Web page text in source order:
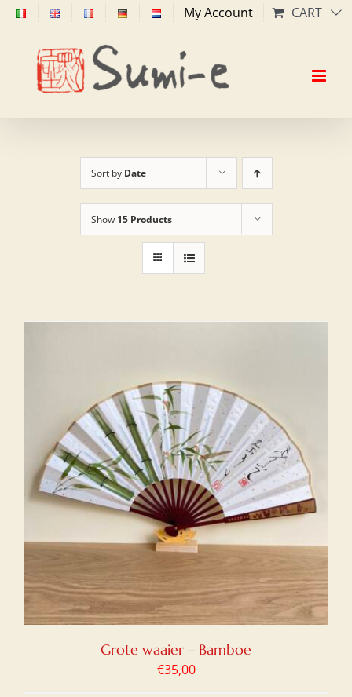
Skip
content
My Account CART
Sort by Date
Show 15 Products
Grote waaier – Bamboe
€35,00